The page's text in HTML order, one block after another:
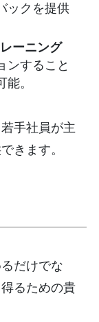
ックを提供
ーニング
ンすること
。
手社員が主
きます。
だけでな
るための貴